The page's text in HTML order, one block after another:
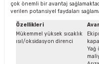
çok önemli bir avantaj
verilen potansiyel faydaları
Özellikleri
Mükemmel yüksek sıcaklık
ısıl/oksidasyon direnci
Yağ